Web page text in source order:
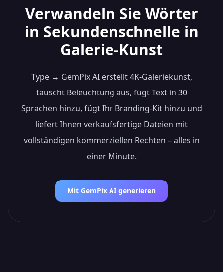
Verwandeln Sie Wörter
in Sekundenschnelle in
Galerie-Kunst
Type → GemPix AI erstellt 4K-Galeriekunst,
tauscht Beleuchtung aus, fügt Text in 30
Sprachen hinzu, fügt Ihr Branding-Kit hinzu und
liefert Ihnen verkaufsfertige Dateien mit
vollständigen kommerziellen Rechten – alles in
einer Minute.
Mit GemPix AI generieren